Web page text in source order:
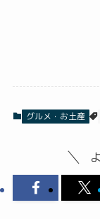
グルメ・お土産